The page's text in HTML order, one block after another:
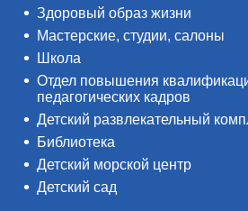
Здоровый образ жизни
Мастерские, студии, салоны
Школа
Отдел повышения
педагогических кадров
Детский развлекательный
Библиотека
Детский морской центр
Детский сад